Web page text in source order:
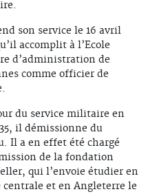
son service le 16 avril
accomplit à l’Ecole
d’administration de
comme officier de
du service militaire en
il démissionne du
Il a en effet été chargé
de la fondation
qui l’envoie étudier en
centrale et en Angleterre le